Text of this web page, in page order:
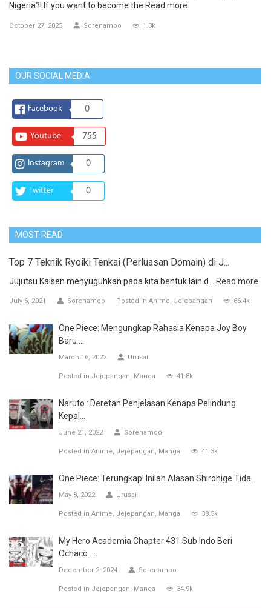
Nigeria?! If you want to become the Read more
October 27, 2025 Sorenamoo 1.3k
OUR SOCIAL MEDIA
Facebook 0
Youtube 755
Instagram 0
Twitter 0
MOST READ
Top 7 Teknik Ryoiki Tenkai (Perluasan Domain) di J...
Jujutsu Kaisen menyuguhkan pada kita bentuk lain d... Read more
July 6, 2021 Sorenamoo Posted in Anime Jejepangan 66.4k
One Piece: Mengungkap Rahasia Kenapa Joy Boy
Baru ...
March 16, 2022 Urusai
Posted in Jejepangan Manga 41.8k
Naruto : Deretan Penjelasan Kenapa Pelindung
Kepal...
June 21, 2022 Sorenamoo
Posted in Anime Jejepangan Manga 41.3k
One Piece: Terungkap! Inilah Alasan Shirohige Tida...
May 8, 2022 Urusai
Posted in Anime Jejepangan Manga 38.5k
My Hero Academia Chapter 431 Sub Indo Beri
Ochaco ...
December 2, 2024 Sorenamoo
Posted in Jejepangan Manga 34.9k